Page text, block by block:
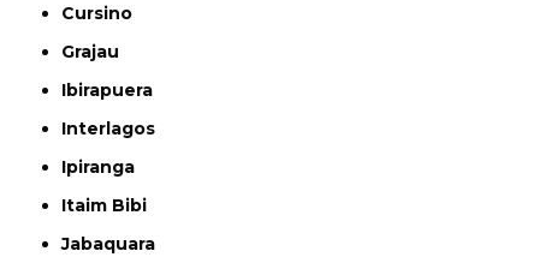
Cursino
Grajau
Ibirapuera
Interlagos
Ipiranga
Itaim Bibi
Jabaquara